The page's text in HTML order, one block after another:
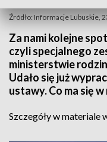
Źródło: Informacje Lubuskie,
Za nami kolejne
czyli specjalnego
ministerstwie
Udało się już
ustawy. Co ma się w
Szczegóły w materiale